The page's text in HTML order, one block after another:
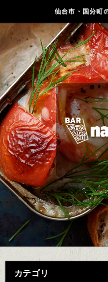
仙台市・国分町
カテゴリ